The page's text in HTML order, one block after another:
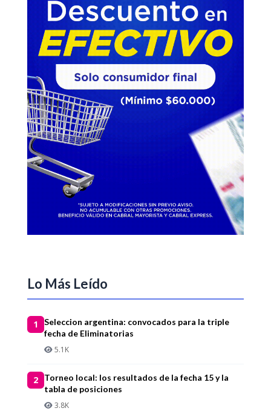
Lo Más Leído
1
Seleccion argentina: convocados para la triple
fecha de Eliminatorias
5.1K
2
Torneo local: los resultados de la fecha 15 y la
tabla de posiciones
3.8K